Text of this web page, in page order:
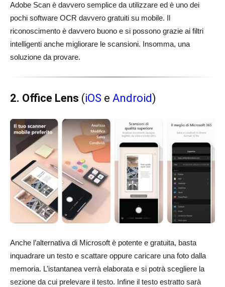
Adobe Scan è davvero semplice da utilizzare ed è uno dei
pochi software OCR davvero gratuiti su mobile. Il
riconoscimento è davvero buono e si possono grazie ai filtri
intelligenti anche migliorare le scansioni. Insomma, una
soluzione da provare.
2. Office Lens (iOS e Android)
Anche l’alternativa di Microsoft è potente e gratuita, basta
inquadrare un testo e scattare oppure caricare una foto dalla
memoria. L’istantanea verrà elaborata e si potrà scegliere la
sezione da cui prelevare il testo. Infine il testo estratto sarà